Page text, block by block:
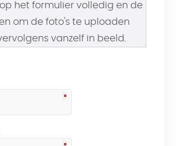
het formulier volledig en de
om de foto's te uploaden
vanzelf in beeld.